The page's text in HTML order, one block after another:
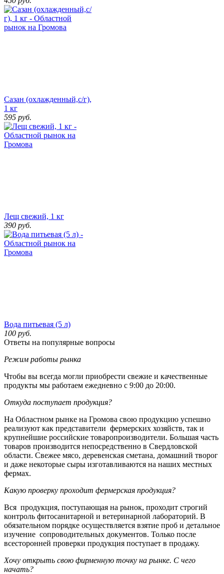
Сазан (охлажденный,с/г),
1 кг
595 руб.
Лещ свежий, 1 кг
390 руб.
Вода питьевая (5 л)
100 руб.
Ответы на популярные вопросы
Режим работы рынка
Чтобы вы всегда могли приобрести свежие и качественные
продукты мы работаем ежедневно с 9:00 до 20:00.
Откуда поступает продукция?
На Областном рынке на Громова свою продукцию успешно
реализуют как представители фермерских хозяйств, так и
крупнейшие российские товаропроизводители. Большая часть
товаров производится непосредственно в Свердловской
области. Свежее мясо, деревенская сметана, домашний творог
и даже некоторые сыры изготавливаются на наших местных
фермах.
Какую проверку проходит фермерская продукция?
Вся продукция, поступающая на рынок, проходит строгий
контроль фитосанитарной и ветеринарной лабораторий. В
обязательном порядке осуществляется взятие проб и детальное
изучение сопроводительных документов. Только после
всесторонней проверки продукция поступает в продажу.
Хочу открыть свою фирменную точку на рынке. С чего
начать?